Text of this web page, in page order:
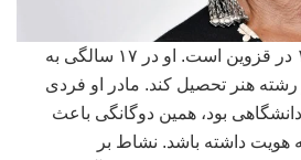
شیرین نشاط متولد ۱۳۳۶ در قزوین است. او در ۱۷ سالگی به
رشته هنر تحصیل کند. مادر او فردی
بود، همین دوگانگی باعث
هویت داشته باشد. نشاط بر